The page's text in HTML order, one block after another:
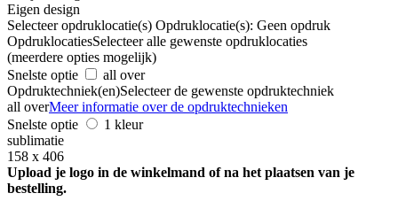
Eigen design
Selecteer opdruklocatie(s) Opdruklocatie(s): Geen opdruk
OpdruklocatiesSelecteer alle gewenste opdruklocaties
(meerdere opties mogelijk)
Snelste optie
all over
Opdruktechniek(en)Selecteer de gewenste opdruktechniek
all overMeer informatie over de opdruktechnieken
Snelste optie
1 kleur
sublimatie
158 x 406
Upload je logo in de winkelmand of na het plaatsen van je
bestelling.